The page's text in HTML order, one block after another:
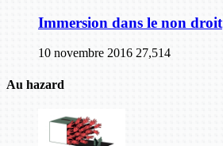
Immersion dans le non droit
10 novembre 2016 27,514
Au hazard